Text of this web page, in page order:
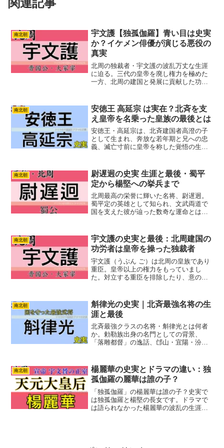
南北朝
宇文護【独孤伽羅】青い目は史実
か？イケメン俳優が演じる悪役の
真実
北周の独裁者・宇文護の波乱万丈な生涯
に迫る。三代の皇帝を廃し権力を極めた
一方、北周の建国と発展に貢献した功労
南北朝
安徳王 高延宗 は実在？北斉を支
え皇帝を名乗った皇族の最後とは
安徳王・高延宗は、北斉建国者高澄の子
として生まれ、奔放な若年期と兄への忠
義、滅亡寸前に皇帝を称した覚悟の生涯
します。
南北朝
尉遅迥の史実 生涯と最後・蜀平
定から楊堅への挙兵まで
北周最高の栄誉に輝いた名将、尉遅迥。
蜀平定の英雄として知られ、文武両道で
国を支えた彼が辿った数奇な運命とは？
の乱」まで。北周という国への忠義に殉
じた、誇り高き武人の全生涯を、最新の
歴史的視点から徹底解説します。
南北朝
宇文護の史実と最後：北周建国の
功労者は皇帝を操った独裁者
宇文護（うぶん ご）は北周の皇族であり
重臣。皇帝以上の権力をもっていまし
た。対立する重臣を排除したり、意のま
まいます。史実の宇文護はどんな人物だ
ったのか紹介します。宇文...
南北朝
斛律光の史実｜北斉最強名将の生
涯と最後
北斉最強クラスの名将・斛律光とは何者
か。勅勒族出身の名門としての背景、
「落雕都督」の逸話、邙山・宜陽・汾水
亡との関係も整理します。
南北朝
楊麗華の史実とドラマの違い：独
孤伽羅の麗華は誰の子？
「独孤伽羅」の楊麗華は誰の子？史実で
は独孤伽羅と楊堅の長女です。ドラマで
は語られなかった楊麗華の波乱の生涯